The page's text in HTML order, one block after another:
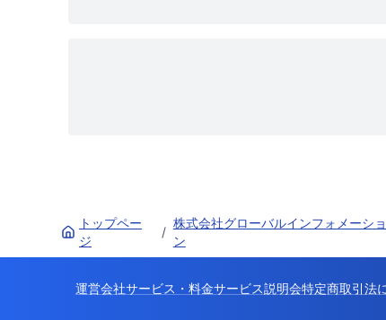
トップペー
ジ
/
株式会社グローバルインフォメーショ
ン
運営会社サービス・料金サービス説明会特定商取引法